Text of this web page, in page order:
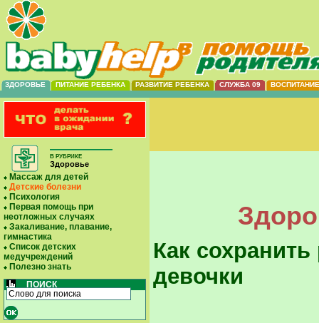
ЗДОРОВЬЕ ПИТАНИЕ РЕБЕНКА РАЗВИТИЕ РЕБЕНКА СЛУЖБА 09 ВОСПИТАНИЕ
В РУБРИКЕ
Здоровье
Массаж для детей
Детские болезни
Психология
Первая помощь при
неотложных случаях
Закаливание, плавание,
гимнастика
Список детских
медучреждений
Полезно знать
ПОИСК
Как
девочки